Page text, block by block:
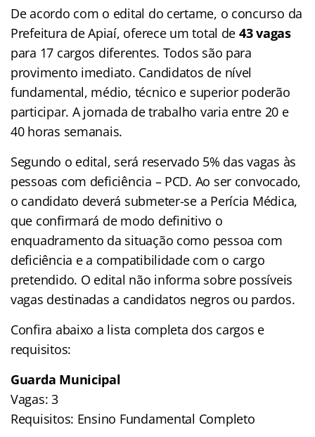
De acordo com o edital do certame, o concurso da
Prefeitura de Apiaí, oferece um total de 43 vagas
para 17 cargos diferentes. Todos são para
provimento imediato. Candidatos de nível
fundamental, médio, técnico e superior poderão
participar. A jornada de trabalho varia entre 20 e
40 horas semanais.
Segundo o edital, será reservado 5% das vagas às
pessoas com deficiência – PCD. Ao ser convocado,
o candidato deverá submeter-se a Perícia Médica,
que confirmará de modo definitivo o
enquadramento da situação como pessoa com
deficiência e a compatibilidade com o cargo
pretendido. O edital não informa sobre possíveis
vagas destinadas a candidatos negros ou pardos.
Confira abaixo a lista completa dos cargos e
requisitos:
Guarda Municipal
Vagas: 3
Requisitos: Ensino Fundamental Completo